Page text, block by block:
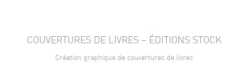
COUVERTURES DE LIVRES – ÉDITIONS STOCK
Création graphique de couvertures de livres